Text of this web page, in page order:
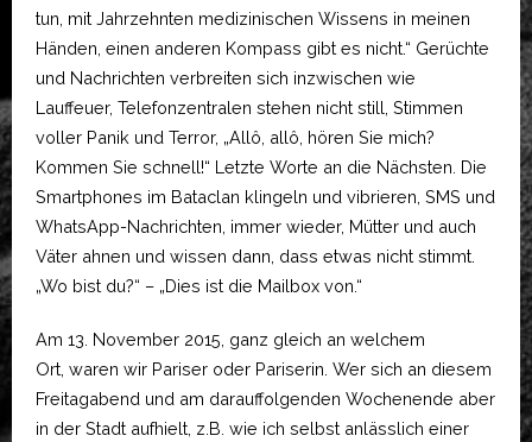
tun, mit Jahrzehnten medizinischen Wissens in meinen
Händen, einen anderen Kompass gibt es nicht.“ Gerüchte
und Nachrichten verbreiten sich inzwischen wie
Lauffeuer, Telefonzentralen stehen nicht still, Stimmen
voller Panik und Terror, „Allô, allô, hören Sie mich?
Kommen Sie schnell!“ Letzte Worte an die Nächsten. Die
Smartphones im Bataclan klingeln und vibrieren, SMS und
WhatsApp-Nachrichten, immer wieder, Mütter und auch
Väter ahnen und wissen dann, dass etwas nicht stimmt.
„Wo bist du?“ – „Dies ist die Mailbox von.“
Am 13. November 2015, ganz gleich an welchem
Ort, waren wir Pariser oder Pariserin. Wer sich an diesem
Freitagabend und am darauffolgenden Wochenende aber
in der Stadt aufhielt, z.B. wie ich selbst anlässlich einer